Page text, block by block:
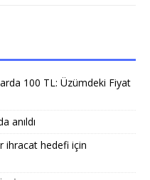
100 TL: Üzümdeki Fiyat
anıldı
ihracat hedefi için